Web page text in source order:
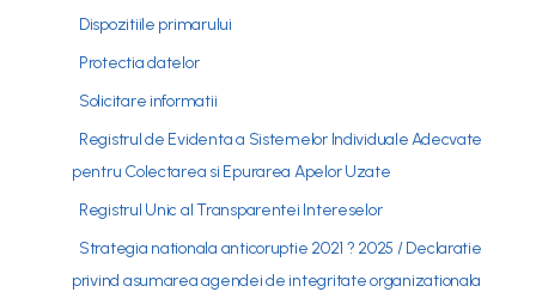
Dispozitiile primarului
Protectia datelor
Solicitare informatii
Registrul de Evidenta a Sistemelor Individuale Adecvate
pentru Colectarea si Epurarea Apelor Uzate
Registrul Unic al Transparentei Intereselor
Strategia nationala anticoruptie 2021 ? 2025 / Declaratie
privind asumarea agendei de integritate organizationala